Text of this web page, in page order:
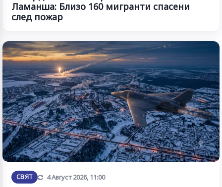
Ламанша: Близо 160 мигранти спасени
след пожар
СВЯТ Обновена
4 Август 2026, 11:00